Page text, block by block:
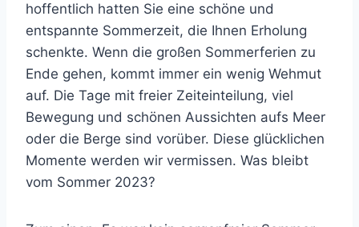
hoffentlich hatten Sie eine schöne und
entspannte Sommerzeit, die Ihnen Erholung
schenkte. Wenn die großen Sommerferien zu
Ende gehen, kommt immer ein wenig Wehmut
auf. Die Tage mit freier Zeiteinteilung, viel
Bewegung und schönen Aussichten aufs Meer
oder die Berge sind vorüber. Diese glücklichen
Momente werden wir vermissen. Was bleibt
vom Sommer 2023?